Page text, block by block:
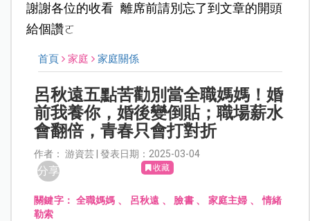
謝謝各位的收看 離席前請別忘了到文章的開頭
給個讚ㄛ
首頁 家庭 家庭關係
呂秋遠五點苦勸別當全職媽媽！婚
前我養你，婚後變倒貼；職場薪水
會翻倍，青春只會打對折
作者： 游資芸 | 發表日期：2025-03-04
分享 收藏
關鍵字： 全職媽媽 、 呂秋遠 、 臉書、 家庭主婦 、情緒
勒索